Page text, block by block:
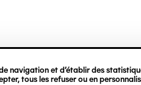
navigation et d’établir des
tous les refuser ou en